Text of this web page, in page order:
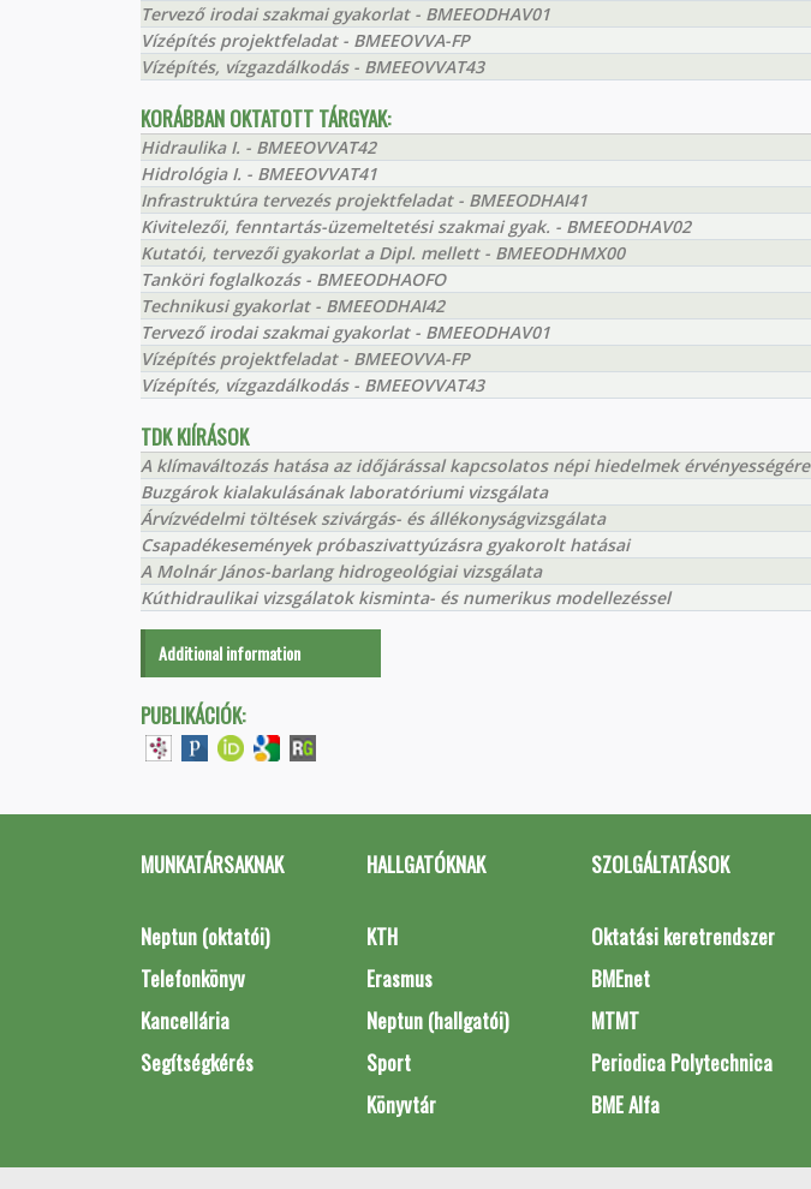
Tervező irodai szakmai gyakorlat - BMEEODHAV01
Vízépítés projektfeladat - BMEEOVVA-FP
Vízépítés, vízgazdálkodás - BMEEOVVAT43
KORÁBBAN OKTATOTT TÁRGYAK:
Hidraulika I. - BMEEOVVAT42
Hidrológia I. - BMEEOVVAT41
Infrastruktúra tervezés projektfeladat - BMEEODHAI41
Kivitelezői, fenntartás-üzemeltetési szakmai gyak. - BMEEODHAV02
Kutatói, tervezői gyakorlat a Dipl. mellett - BMEEODHMX00
Tanköri foglalkozás - BMEEODHAOFO
Technikusi gyakorlat - BMEEODHAI42
Tervező irodai szakmai gyakorlat - BMEEODHAV01
Vízépítés projektfeladat - BMEEOVVA-FP
Vízépítés, vízgazdálkodás - BMEEOVVAT43
TDK KIÍRÁSOK
A klímaváltozás hatása az időjárással kapcsolatos népi hiedelmek érvényességére
Buzgárok kialakulásának laboratóriumi vizsgálata
Árvízvédelmi töltések szivárgás- és állékonyságvizsgálata
Csapadékesemények próbaszivattyúzásra gyakorolt hatásai
A Molnár János-barlang hidrogeológiai vizsgálata
Kúthidraulikai vizsgálatok kisminta- és numerikus modellezéssel
Additional information
PUBLIKÁCIÓK:
MUNKATÁRSAKNAK
Neptun (oktatói)
Telefonkönyv
Kancellária
Segítségkérés
HALLGATÓKNAK
KTH
Erasmus
Neptun (hallgatói)
Sport
Könyvtár
SZOLGÁLTATÁSOK
Oktatási keretrendszer
BMEnet
MTMT
Periodica Polytechnica
BME Alfa